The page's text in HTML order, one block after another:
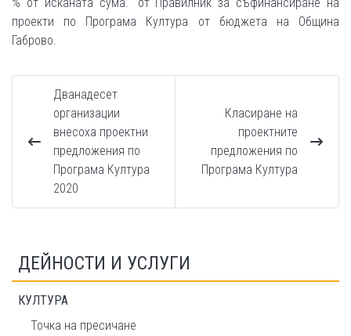
проекти по Програма Култура от бюджета на Община
Габрово.
Дванадесет
организации
внесоха проектни
предложения по
Програма Култура
2020
Класиране на
проектните
предложения по
Програма Култура
ДЕЙНОСТИ И УСЛУГИ
КУЛТУРА
Точка на пресичане